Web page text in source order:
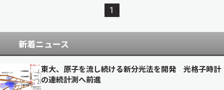
1
新着ニュース
東大、原子を流し続ける新分光法を開発 光格子時計
の連続計測へ前進